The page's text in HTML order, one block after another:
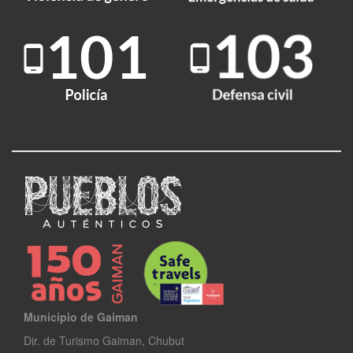
Municipio de Gaiman
Dir. de Turismo Gaiman, Chubut